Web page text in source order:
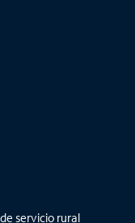
servicio rural